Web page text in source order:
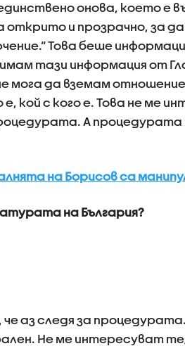
онова, което е
открито и прозрачно, за
Това беше
тази информация от
мога да вземам
кой с кого е. Това не ме
А процедурата
на Борисов са
на България?
че аз следя за
Не ме интересуват